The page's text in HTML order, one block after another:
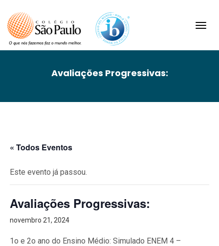
Avaliações Progressivas:
« Todos Eventos
Este evento já passou.
Avaliações Progressivas:
novembro 21, 2024
1o e 2o ano do Ensino Médio: Simulado ENEM 4 –